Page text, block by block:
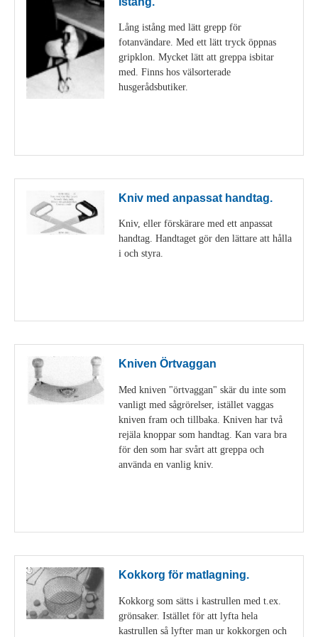
Lång istång med lätt grepp för
fotanvändare. Med ett lätt tryck öppnas
gripklon. Mycket lätt att greppa isbitar
med. Finns hos välsorterade
husgerådsbutiker.
Kniv med anpassat handtag.
Kniv, eller förskärare med ett anpassat
handtag. Handtaget gör den lättare att hålla
i och styra.
Kniven Örtvaggan
Med kniven "örtvaggan" skär du inte som
vanligt med sågrörelser, istället vaggas
kniven fram och tillbaka. Kniven har två
rejäla knoppar som handtag. Kan vara bra
för den som har svårt att greppa och
använda en vanlig kniv.
Kokkorg för matlagning.
Kokkorg som sätts i kastrullen med t.ex.
grönsaker. Istället för att lyfta hela
kastrullen så lyfter man ur kokkorgen och